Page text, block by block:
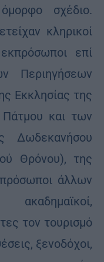
σχέδιο.
κληρικοί
επί
Περιηγήσεων
Εκκλησίας της
και των
Δωδεκανήσου
Θρόνου), της
άλλων
τον τουρισμό
ξενοδόχοι,